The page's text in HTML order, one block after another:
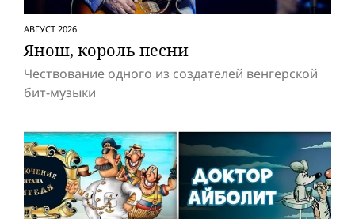
АВГУСТ 2026
Янош, король песни
Чествование одного из создателей венгерской
бит-музыки